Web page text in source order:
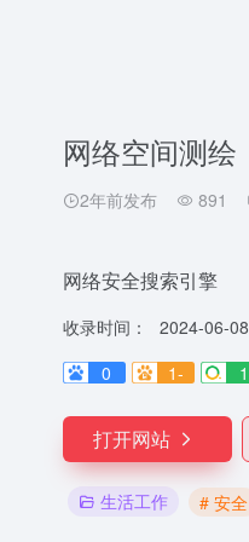
网络空间测绘
2年前发布 891
网络安全搜索引擎
收录时间：
2024-06-08
0
1- 1
打开网站
生活工作 # 安全